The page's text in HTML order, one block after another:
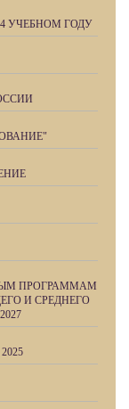
УЧЕБНОМ ГОДУ
ПРОГРАММАМ
И СРЕДНЕГО